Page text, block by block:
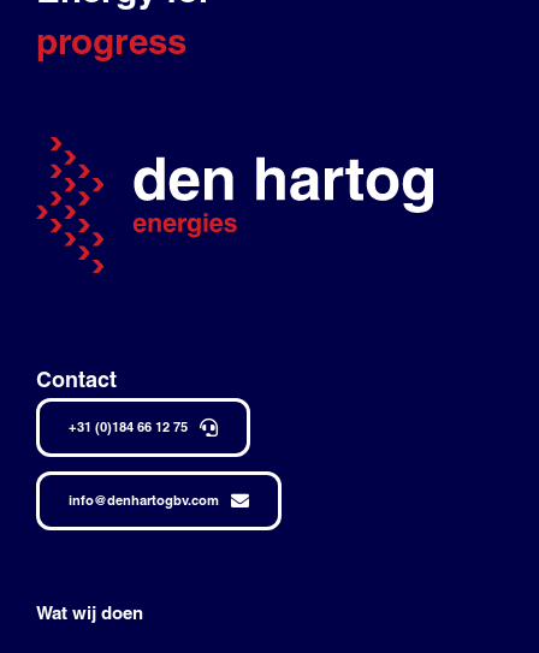
progress
Contact
+31 (0)184 66 12 75
info@denhartogbv.com
Wat wij doen